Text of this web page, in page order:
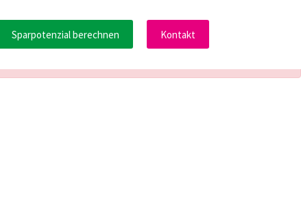
Energiewende Downloadcenter
Sparpotenzial berechnen Kontakt